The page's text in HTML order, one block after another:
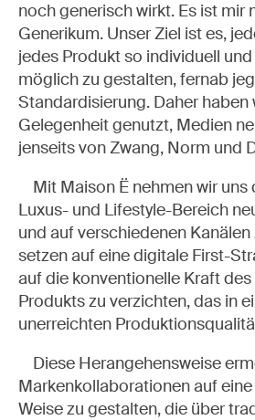
noch generisch wirkt. Es ist mir
Generikum. Unser Ziel ist es,
jedes Produkt so individuell
möglich zu gestalten, fernab
Standardisierung. Daher haben
Gelegenheit genutzt, Medien
jenseits von Zwang, Norm und
Mit Maison Ë nehmen wir uns
Luxus- und Lifestyle-Bereich
und auf verschiedenen
setzen auf eine digitale First-
auf die konventionelle Kraft
Produkts zu verzichten, das in
unerreichten
Diese Herangehensweise
Markenkollaborationen auf
Weise zu gestalten, die über